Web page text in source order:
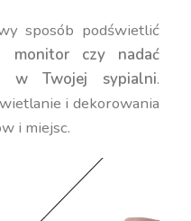
sposób podświetlić
monitor czy nadać
w Twojej sypialni.
i dekorowania
i miejsc.